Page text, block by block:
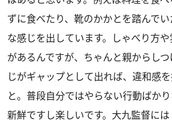
ずに食べたり、靴のかかとを踏んで
な感じを出しています。しゃべり方
があるんですが、ちゃんと親からし
じがギャップとして出れば、違和感
と。普段自分ではやらない行動ばか
新鮮ですし楽しいです。大九監督に